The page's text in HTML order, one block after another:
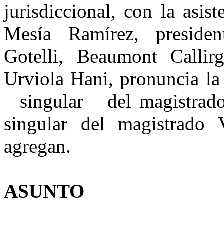
jurisdiccional, con la
Mesía Ramírez,
Gotelli, Beaumont
Urviola Hani, pronuncia
singular del
singular del magistrado
agregan.
ASUNTO